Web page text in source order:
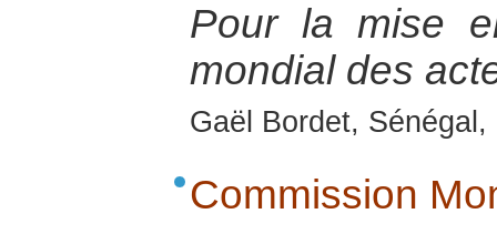
Pour la mise
mondial des
Gaël Bordet,
Commission